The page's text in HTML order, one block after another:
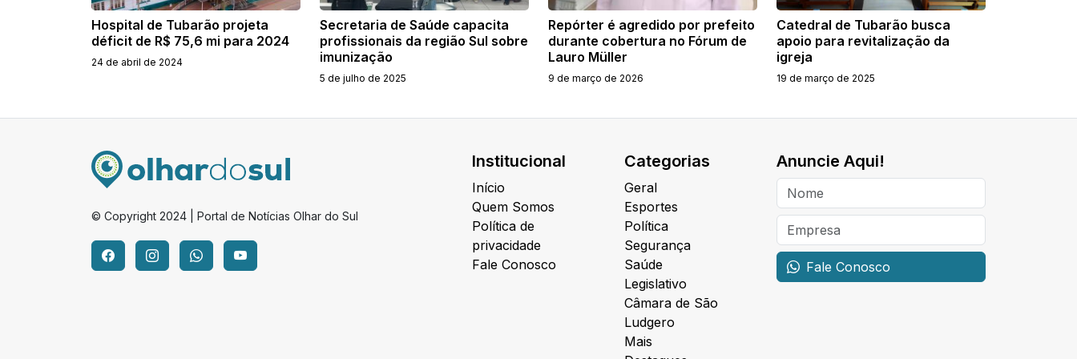
Hospital de Tubarão projeta
déficit de R$ 75,6 mi para 2024
24 de abril de 2024
Secretaria de Saúde capacita
profissionais da região Sul sobre
imunização
5 de julho de 2025
Repórter é agredido por prefeito
durante cobertura no Fórum de
Lauro Müller
9 de março de 2026
Catedral de Tubarão busca
apoio para revitalização da
igreja
19 de março de 2025
© Copyright 2024 | Portal de Notícias Olhar do Sul
Institucional
Início
Quem Somos
Política de
privacidade
Fale Conosco
Categorias
Geral
Esportes
Política
Segurança
Saúde
Legislativo
Câmara de São
Ludgero
Mais
Anuncie Aqui!
Fale Conosco